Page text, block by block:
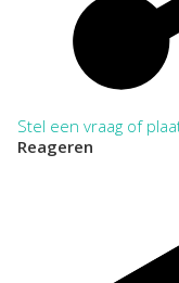
Stel een vraag of
Reageren